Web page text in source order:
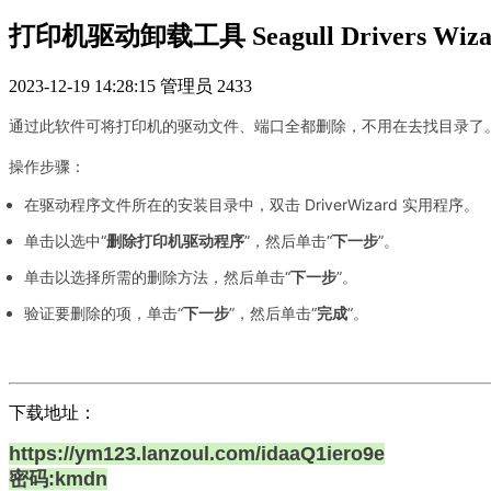
打印机驱动卸载工具 Seagull Drivers
2023-12-19 14:28:15 管理员 2433
通过此软件可将打印机的驱动文件、端口全都删除，不用在去找目录了
操作步骤：
在驱动程序文件所在的安装目录中，双击 DriverWizard 实用程序。
单击以选中“删除打印机驱动程序”，然后单击“下一步”。
单击以选择所需的删除方法，然后单击“下一步”。
验证要删除的项，单击“下一步”，然后单击“完成”。
下载地址：
https://ym123.lanzoul.com/idaaQ1iero9e
密码:kmdn